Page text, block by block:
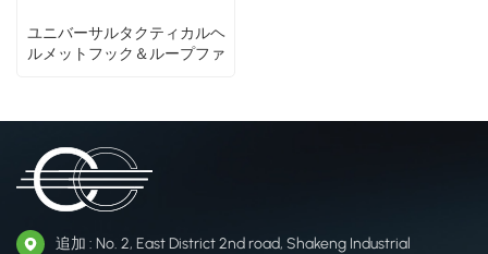
ユニバーサルタクティカルヘ
ルメットフック＆ループファ
追加 : No. 2, East District 2nd road, Shakeng Industrial